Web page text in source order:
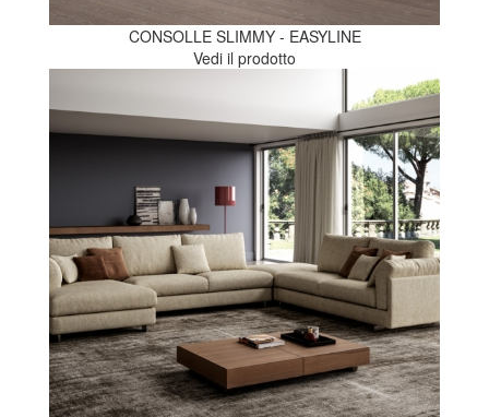
CONSOLLE SLIMMY - EASYLINE
Vedi il prodotto